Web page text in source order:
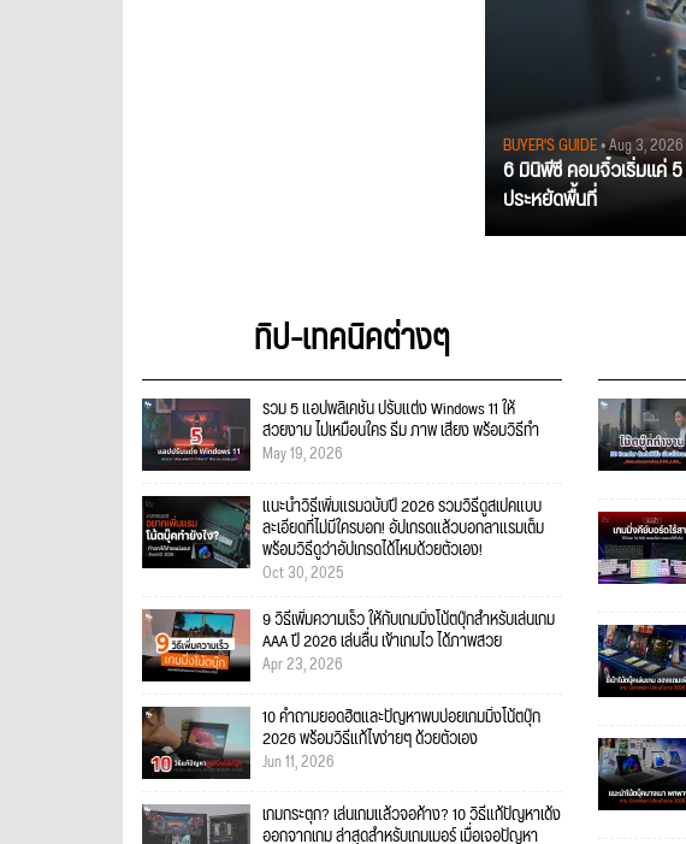
BUYER'S GUIDE• Aug 3, 2026
6 มินิพีซี คอมจิ๋วเริ่มแค่
ประหยัดพื้นที่
ทิป-เทคนิคต่างๆ
รวม 5 แอปพลิเคชัน ปรับแต่ง Windows 11 ให้
สวยงาม ไม่เหมือนใคร ธีม ภาพ เสียง พร้อมวิธีทำ
May 19, 2026
แนะนำวิธีเพิ่มแรมฉบับปี 2026 รวมวิธีดูสเปคแบบ
ละเอียดที่ไม่มีใครบอก! อัปเกรดแล้วบอกลาแรมเต็ม
พร้อมวิธีดูว่าอัปเกรดได้ไหมด้วยตัวเอง!
Oct 30, 2025
9 วิธีเพิ่มความเร็ว ให้กับเกมมิ่งโน้ตบุ๊กสำหรับเล่นเกม
AAA ปี 2026 เล่นลื่น เข้าเกมไว ได้ภาพสวย
Apr 23, 2026
10 คำถามยอดฮิตและปัญหาพบบ่อยเกมมิ่งโน้ตบุ๊ก
2026 พร้อมวิธีแก้ไขง่ายๆ ด้วยตัวเอง
Jun 11, 2026
เกมกระตุก? เล่นเกมแล้วจอค้าง? 10 วิธีแก้ปัญหาเด้ง
ออกจากเกม ล่าสุดสำหรับเกมเมอร์ เมื่อเจอปัญหา